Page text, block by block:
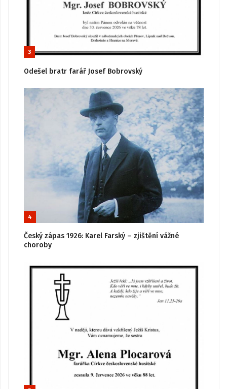
3
Odešel bratr farář Josef Bobrovský
4
Český zápas 1926: Karel Farský – zjištění vážné
choroby